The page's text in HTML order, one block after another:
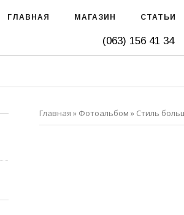
(063) 156 41 34
ГЛАВНАЯ МАГАЗИН СТАТЬИ
Главная » Фотоальбом » Стиль